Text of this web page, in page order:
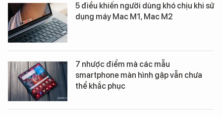
5 điều khiến người dùng khó chịu khi sử
dụng máy Mac M1, Mac M2
7 nhược điểm mà các mẫu
smartphone màn hình gập vẫn chưa
thể khắc phục